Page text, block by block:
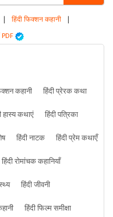
| हिंदी फिक्शन कहानी |
कहानी
हिंदी प्रेरक कथा
हास्य कथाएं
हिंदी पत्रिका
हिंदी नाटक
हिंदी प्रेम कथाएँ
हिंदी रोमांचक कहानियाँ
हिंदी जीवनी
हिंदी फिल्म समीक्षा